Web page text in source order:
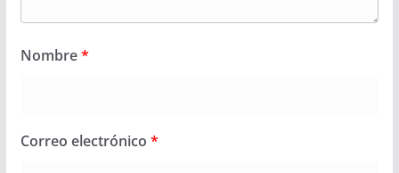
Nombre*
Correo electrónico *